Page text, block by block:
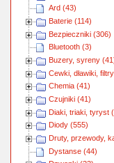
Ard (43)
Baterie (114)
Bezpieczniki (306)
Bluetooth (3)
Buzery, syreny
Cewki, dławiki,
Chemia (41)
Czujniki (41)
Diaki, triaki, tyryst
Diody (555)
Druty, przewody,
Dystanse (44)